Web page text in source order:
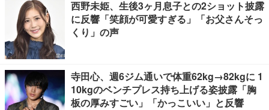
西野未姫、生後3ヶ月息子との2ショット披露
に反響「笑顔が可愛すぎる」「お父さんそっ
くり」の声
寺田心、週6ジム通いで体重62kg→82kgに 1
10kgのベンチプレス持ち上げる姿披露「胸
板の厚みすごい」「かっこいい」と反響